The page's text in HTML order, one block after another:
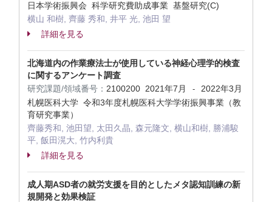
日本学術振興会 科学研究費助成事業 基盤研究(C)
横山 和樹, 齊藤 秀和, 井平 光, 池田 望
詳細を見る
北海道内の作業療法士が使用している神経心理学的検査
に関するアンケート調査
研究課題/領域番号： 2100200 2021年7月 -
2022年3月
札幌医科大学 令和3年度札幌医科大学学術振興事業（教
育研究事業）
齊藤秀和, 池田望, 太田久晶, 森元隆文, 横山和樹, 勝浦駿
平, 飯田滉大, 竹内利貴
詳細を見る
成人期ASD者の就労支援を目的としたメタ認知訓練の新
規開発と効果検証